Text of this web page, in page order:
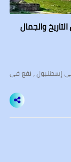
والجمال
في إسطنبول ، تقع في